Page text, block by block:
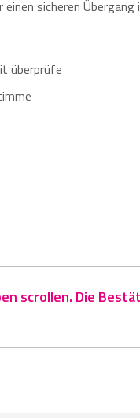
sicheren Übergang
überprüfe
scrollen. Die